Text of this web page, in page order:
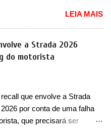
A marca confirmou que
"protótipo de pré-produção,
exclusivo para
as futuras versões de
Ao mesmo tempo, a Jensen
que estabelece as bases
um novo utilitário esportivo
previsto para ser lançado em
O novo modelo não tem
nova geração de um modelo
acontecer. Sabe-se
modelo em questão é um
a Mesa Redonda
Automotiva, organizada
Negócios e do Made in Italy
LEIA MAIS
a Strada 2026
do motorista
que envolve a Strada
por conta de uma falha
que precisará ser